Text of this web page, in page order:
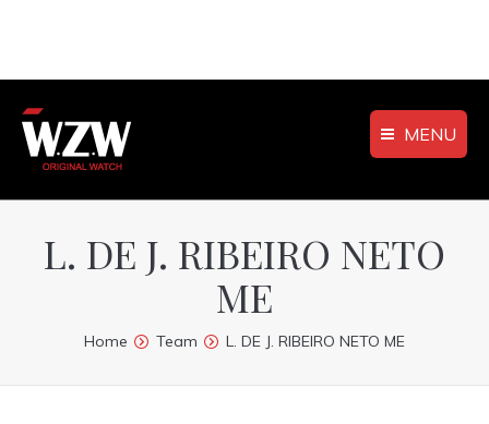
MENU
L. DE J. RIBEIRO NETO
ME
You are here:
Home Team L. DE J. RIBEIRO NETO ME